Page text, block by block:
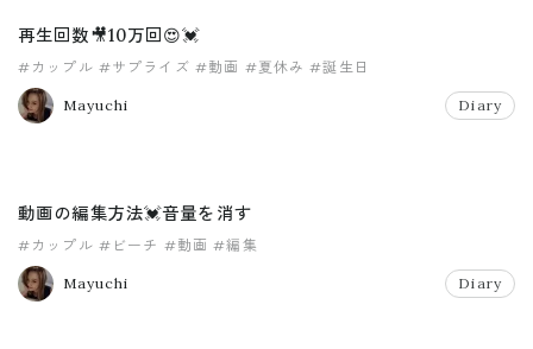
再生回数🎥10万回😍💓
#カップル #サプライズ #動画 #夏休み #誕生日
Mayuchi Diary
動画の編集方法💓音量を消す
#カップル #ビーチ #動画 #編集
Mayuchi Diary